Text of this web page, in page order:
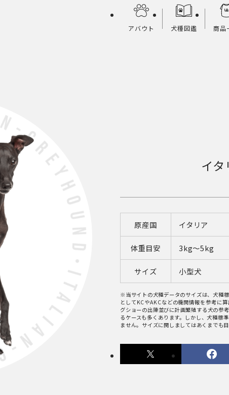
アバウト 犬種図鑑 商品
イ
原産国 イタリア
体重目安 3kg〜5kg
サイズ 小型犬
※当サイトの犬種データのサイズは、犬種
としてKCやAKCなどの機関情報を参考に
グショーの出陳並びに計画繁殖する犬の参
るケースも多くあります。しかし、犬種標
ません。サイズに関しましてはあくまでも